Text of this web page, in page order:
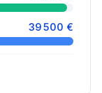
39 500 €